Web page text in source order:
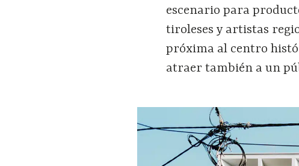
escenario para
tiroleses y artistas
próxima al centro
atraer también a un